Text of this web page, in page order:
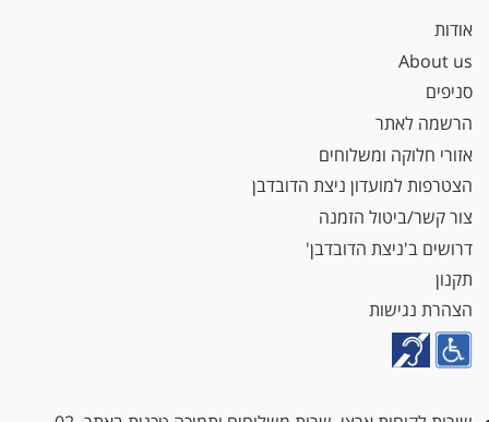
אודות
About us
סניפים
הרשמה לאתר
אזורי חלוקה ומשלוחים
הצטרפות למועדון ניצת הדובדבן
צור קשר/ביטול הזמנה
דרושים ב'ניצת הדובדבן'
תקנון
הצהרת נגישות